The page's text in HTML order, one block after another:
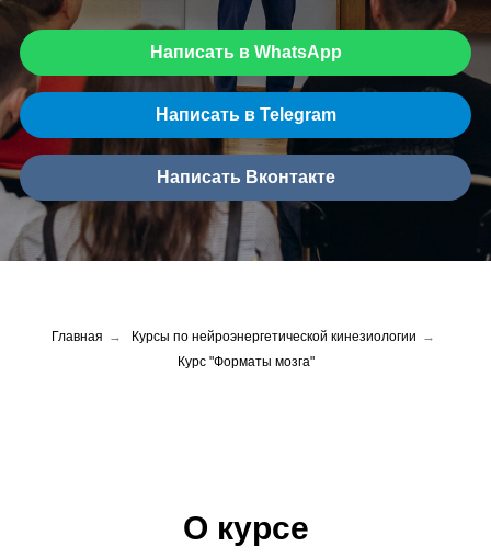
Написать в WhatsApp
Написать в Telegram
Написать Вконтакте
Главная → Курсы по нейроэнергетической кинезиологии →
Курс "Форматы мозга"
О курсе